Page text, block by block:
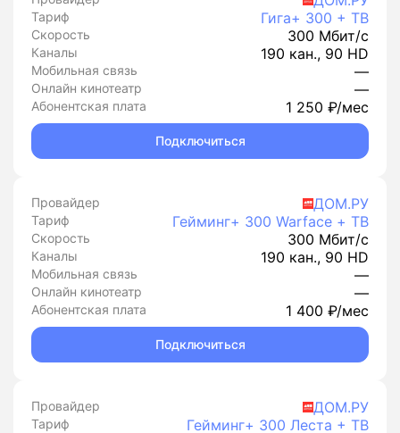
Тариф Гига+ 300 + ТВ
Скорость 300 Мбит/с
Каналы 190 кан., 90 HD
Мобильная связь —
Онлайн кинотеатр —
Абонентская плата 1 250 ₽/мес
Подключиться
Провайдер ДОМ.РУ
Тариф Гейминг+ 300 Warface + ТВ
Скорость 300 Мбит/с
Каналы 190 кан., 90 HD
Мобильная связь —
Онлайн кинотеатр —
Абонентская плата 1 400 ₽/мес
Подключиться
Провайдер ДОМ.РУ
Тариф Гейминг+ 300 Леста + ТВ